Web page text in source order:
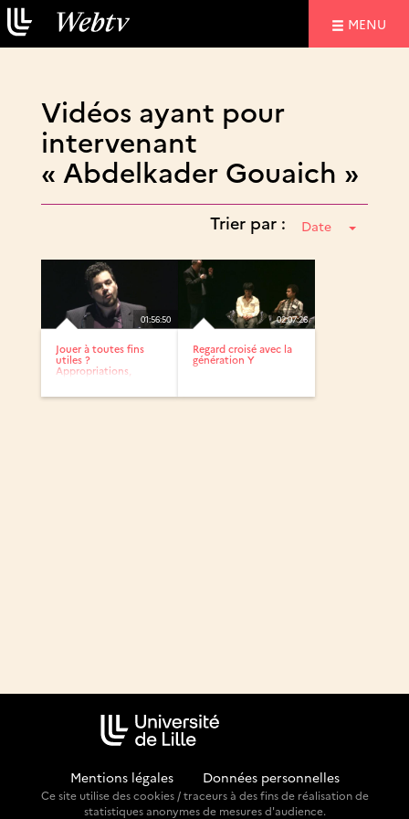
MENU
Vidéos ayant pour
intervenant
« Abdelkader Gouaich »
Trier par : Date
01:56:50
Jouer à toutes fins
utiles ?
Appropriations,
02:07:26
Regard croisé avec la
génération Y
Mentions légales Données personnelles
Ce site utilise des cookies / traceurs à des fins de réalisation de
statistiques anonymes de mesures d'audience.